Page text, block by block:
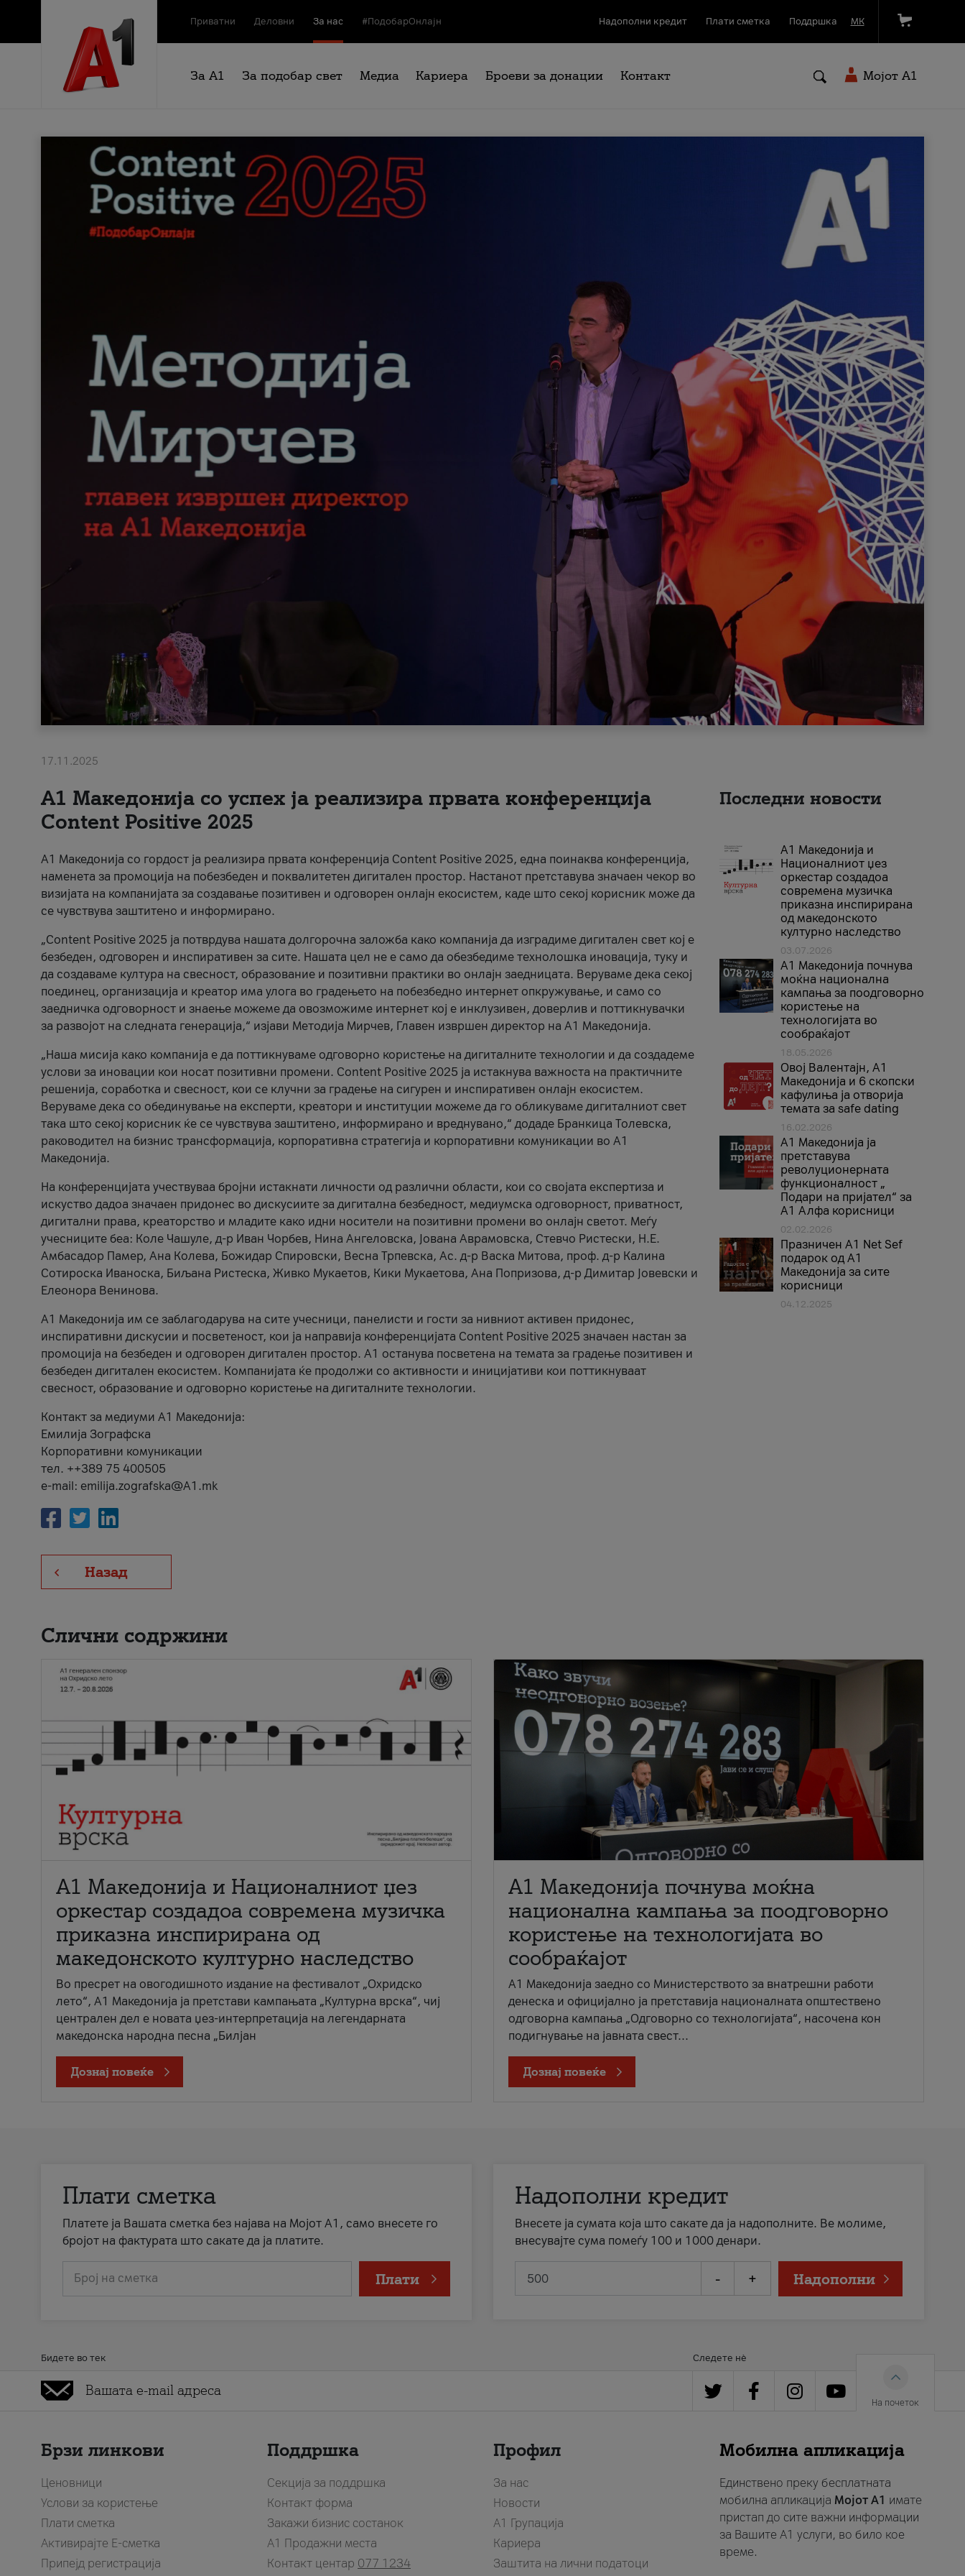
Приватни Деловни За нас #ПодобарОнлајн Надополни кредит Плати сметка Поддршка МК
За А1 За подобар свет Медиа Кариера Броеви за донации Контакт Мојот A1
17.11.2025
А1 Македонија со успех ја реализира првата конференција
Content Positive 2025
А1 Македонија со гордост ја реализира првата конференција Content Positive 2025, една поинаква конференција,
наменета за промоција на побезбеден и поквалитетен дигитален простор. Настанот претставува значаен чекор во
визијата на компанијата за создавање позитивен и одговорен онлајн екосистем, каде што секој корисник може да
се чувствува заштитено и информирано.
„Content Positive 2025 ја потврдува нашата долгорочна заложба како компанија да изградиме дигитален свет кој е
безбеден, одговорен и инспиративен за сите. Нашата цел не е само да обезбедиме технолошка иновација, туку и
да создаваме култура на свесност, образование и позитивни практики во онлајн заедницата. Веруваме дека секој
поединец, организација и креатор има улога во градењето на побезбедно интернет опкружување, и само со
заедничка одговорност и знаење можеме да овозможиме интернет кој е инклузивен, доверлив и поттикнувачки
за развојот на следната генерација,“ изјави Методија Мирчев, Главен извршен директор на А1 Македонија.
„Наша мисија како компанија е да поттикнуваме одговорно користење на дигиталните технологии и да создадеме
услови за иновации кои носат позитивни промени. Content Positive 2025 ја истакнува важноста на практичните
решенија, соработка и свесност, кои се клучни за градење на сигурен и инспиративен онлајн екосистем.
Веруваме дека со обединување на експерти, креатори и институции можеме да го обликуваме дигиталниот свет
така што секој корисник ќе се чувствува заштитено, информирано и вреднувано,“ додаде Бранкица Толевска,
раководител на бизнис трансформација, корпоративна стратегија и корпоративни комуникации во А1
Македонија.
На конференцијата учествуваа бројни истакнати личности од различни области, кои со својата експертиза и
искуство дадоа значаен придонес во дискусиите за дигитална безбедност, медиумска одговорност, приватност,
дигитални права, креаторство и младите како идни носители на позитивни промени во онлајн светот. Меѓу
учесниците беа: Коле Чашуле, д-р Иван Чорбев, Нина Ангеловска, Јована Аврамовска, Стевчо Ристески, Н.Е.
Амбасадор Памер, Ана Колева, Божидар Спировски, Весна Трпевска, Ас. д-р Васка Митова, проф. д-р Калина
Сотироска Иваноска, Биљана Ристеска, Живко Мукаетов, Кики Мукаетова, Ана Попризова, д-р Димитар Јовевски и
Елеонора Венинова.
А1 Македонија им се заблагодарува на сите учесници, панелисти и гости за нивниот активен придонес,
инспиративни дискусии и посветеност, кои ја направија конференцијата Content Positive 2025 значаен настан за
промоција на безбеден и одговорен дигитален простор. А1 останува посветена на темата за градење позитивен и
безбеден дигитален екосистем. Компанијата ќе продолжи со активности и иницијативи кои поттикнуваат
свесност, образование и одговорно користење на дигиталните технологии.
Контакт за медиуми А1 Македонија:
Емилија Зографска
Корпоративни комуникации
тел. ++389 75 400505
e-mail: emilija.zografska@A1.mk
Назад
Последни новости
А1 Македонија и
Националниот џез
оркестар создадоа
современа музичка
приказна инспирирана
од македонското
културно наследство
03.07.2026
A1 Македонија почнува
моќна национална
кампања за поодговорно
користење на
технологијата во
сообраќајот
18.05.2026
Овој Валентајн, A1
Македонија и 6 скопски
кафулиња ја отворија
темата за safe dating
16.02.2026
А1 Македонија ја
претставува
револуционерната
функционалност „
Подари на пријател“ за
А1 Алфа корисници
02.02.2026
Празничен A1 Net Sеf
подарок од А1
Македонија за сите
корисници
04.12.2025
Слични содржини
А1 Македонија и Националниот џез
оркестар создадоа современа музичка
приказна инспирирана од
македонското културно наследство
Во пресрет на овогодишното издание на фестивалот „Охридско
лето“, А1 Македонија ја претстави кампањата „Културна врска“, чиј
централен дел е новата џез-интерпретација на легендарната
македонска народна песна „Билјан
Дознај повеќе
A1 Македонија почнува моќна
национална кампања за поодговорно
користење на технологијата во
сообраќајот
A1 Македонија заедно со Министерството за внатрешни работи
денеска и официјално ја претставија националната општествено
одговорна кампања „Одговорно со технологијата“, насочена кон
подигнување на јавната свест...
Дознај повеќе
Плати сметка
Платете ја Вашата сметка без најава на Мојот А1, само внесете го
бројот на фактурата што сакате да ја платите.
Број на сметка Плати
Надополни кредит
Внесете ја сумата која што сакате да ја надополните. Ве молиме,
внесувајте сума помеѓу 100 и 1000 денари.
- + Надополни
Бидете во тек Следете нè
На почеток
Брзи линкови
Ценовници
Услови за користење
Плати сметка
Активирајте Е-сметка
Припејд регистрација
Поддршка
Секција за поддршка
Контакт форма
Закажи бизнис состанок
A1 Продажни места
Контакт центар 077 1234
Профил
За нас
Новости
А1 Групација
Кариера
Заштита на лични податоци
Мобилна апликација
Единствено преку бесплатната
мобилна апликација Мојот A1 имате
пристап до сите важни информации
за Вашите A1 услуги, во било кое
време.